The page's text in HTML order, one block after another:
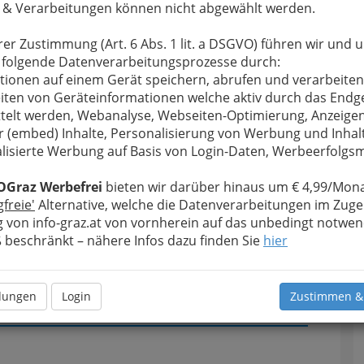
& Verarbeitungen können nicht abgewählt werden.
Zustimmung (Art. 6 Abs. 1 lit. a DSGVO) führen wir und
Datenverarbeitungsprozesse durch:
auf einem Gerät speichern, abrufen und
von Geräteinformationen welche aktiv durch das
werden, Webanalyse, Webseiten-Optimierung,
(embed) Inhalte, Personalisierung von Werbung und
Werbung auf Basis von Login-Daten,
Werbefrei bieten wir darüber hinaus um € 4,99/
Alternative, welche die Datenverarbeitungen im
von info-graz.at von vornherein auf das unbedingt
beschränkt – nähere Infos dazu finden Sie hier
Login Zustimmen
bewahren, verwenden wir an dieser Stelle zur
Ihre Nachricht wird nach dem Absenden
Zechner - Nails - Deluxe weitergeleitet.
Meine Nachricht
Meine Nachricht senden